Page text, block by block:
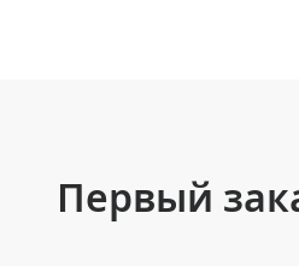
Первый